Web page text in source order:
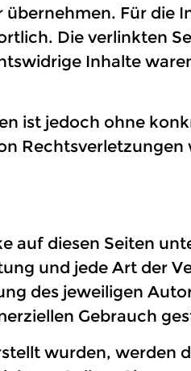
Für die
Die verlinkten
Inhalte
ist jedoch ohne
auf diesen Seiten
und jede Art der
des jeweiligen
Gebrauch
wurden, werden